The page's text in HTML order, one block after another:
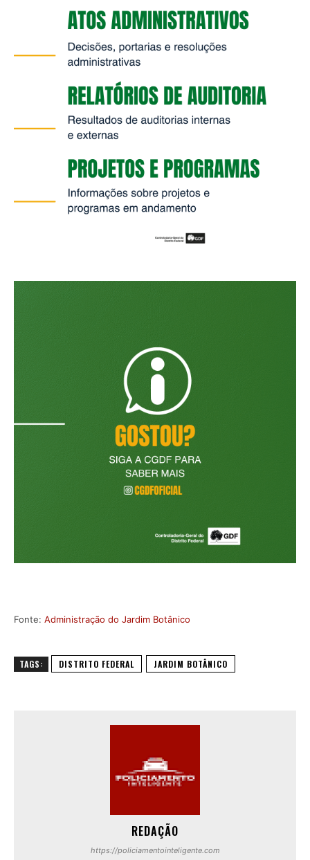
Fonte: Administração do Jardim Botânico
TAGS: DISTRITO FEDERAL JARDIM BOTÂNICO
REDAÇÃO
https://policiamentointeligente.com